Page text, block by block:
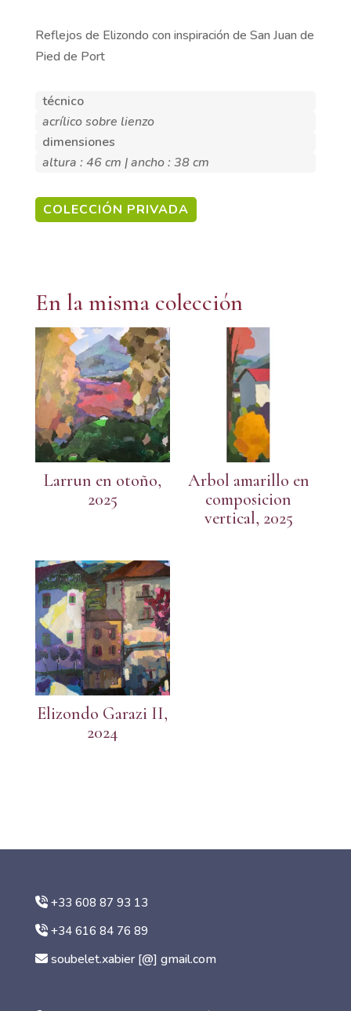
Reflejos de Elizondo con inspiración de San Juan de
Pied de Port
técnico
acrílico sobre lienzo
dimensiones
altura : 46 cm | ancho : 38 cm
COLECCIÓN PRIVADA
En la misma colección
Larrun en otoño,
2025
Arbol amarillo en
composicion
vertical, 2025
Elizondo Garazi II,
2024
+33 608 87 93 13
+34 616 84 76 89
soubelet.xabier [@] gmail.com